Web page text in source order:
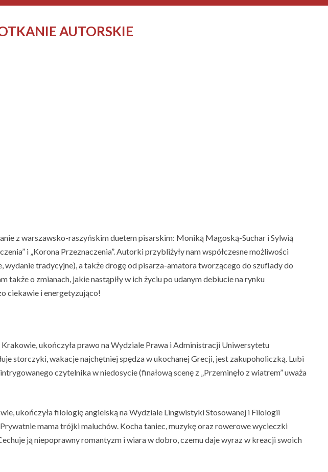
AUTORSKIE
z warszawsko-raszyńskim duetem pisarskim: Moniką Magoską-Suchar i Sylwią
i „Korona Przeznaczenia”. Autorki przybliżyły namwspółczesne możliwości
wydanie tradycyjne), a także drogę od pisarza-amatora tworzącego do szuflady do
także o zmianach, jakie nastąpiły w ich życiu po udanym debiucie na rynku
ciekawie i energetyzująco!
ukończyła prawo na Wydziale Prawa i Administracji Uniwersytetu
storczyki, wakacje najchętniej spędza w ukochanej Grecji, jest zakupoholiczką. Lubi
czytelnika w niedosycie (finałową scenę z „Przeminęło z wiatrem” uważa
ukończyła filologię angielską na Wydziale Lingwistyki Stosowanej i Filologii
mama trójki maluchów. Kocha taniec, muzykę oraz rowerowe wycieczki
ją niepoprawny romantyzm i wiara w dobro, czemu daje wyraz w kreacji swoich